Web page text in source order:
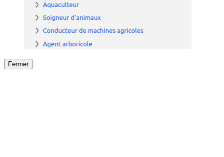
Fermer